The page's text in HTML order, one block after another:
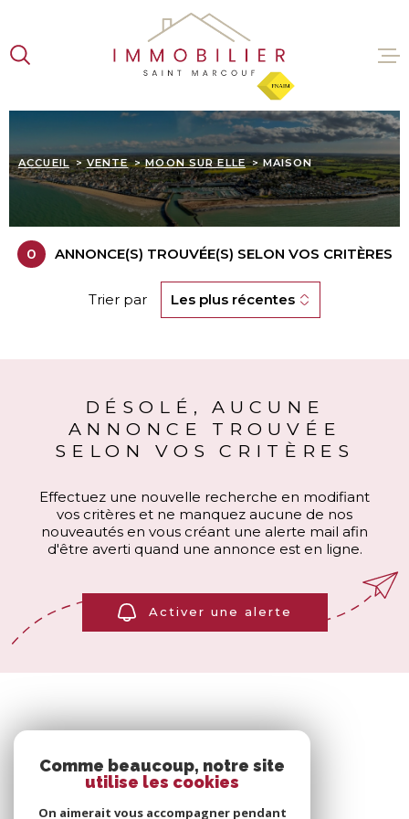
la
recherche
menu
principal
contenu
VENTES
ACCUEIL VENTE MOON SUR ELLE MAISON
0 ANNONCE(S) TROUVÉE(S) SELON VOS CRITÈRES
Trier par Les plus récentes
DÉSOLÉ, AUCUNE
ANNONCE TROUVÉE
SELON VOS CRITÈRES
Effectuez une nouvelle recherche en modifiant
vos critères et ne manquez aucune de nos
nouveautés en vous créant une alerte mail afin
d'être averti quand une annonce est en ligne.
Activer une alerte
Comme beaucoup, notre site
utilise les cookies
On aimerait vous accompagner pendant